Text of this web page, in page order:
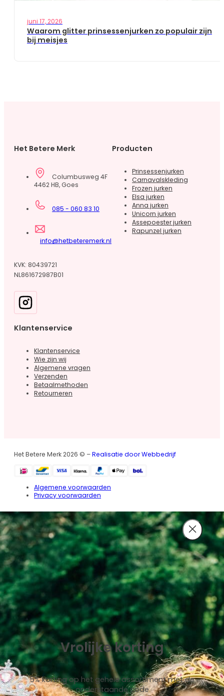
juni 17, 2026
Waarom glitter prinsessenjurken zo populair zijn
bij meisjes
Het Betere Merk
Columbusweg 4F
4462 HB, Goes
085 - 060 83 10
info@hetbeteremerk.nl
KVK: 80439721
NL861672987B01
Producten
Prinsessenjurken
Carnavalskleding
Frozen jurken
Elsa jurken
Anna jurken
Unicorn jurken
Assepoester jurken
Rapunzel jurken
Klantenservice
Klantenservice
Wie zijn wij
Algemene vragen
Verzenden
Betaalmethoden
Retourneren
Het Betere Merk 2026 © –Realisatie door Webbedrijf
Algemene voorwaarden
Privacy voorwaarden
Vrolijke korting
5% korting op het gehele assortiment met de
onderstaande code